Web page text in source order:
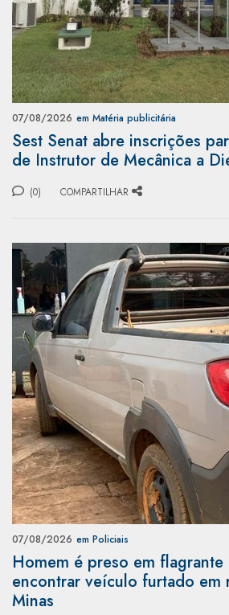
07/08/2026 em Matéria publicitária
Sest Senat abre inscrições
de Instrutor de Mecânica a
(0) COMPARTILHAR
07/08/2026 em Policiais
Homem é preso em
encontrar veículo furtado em
Minas